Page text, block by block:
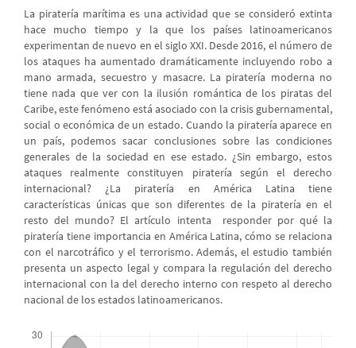
La piratería marítima es una actividad que se consideró extinta
hace mucho tiempo y la que los países latinoamericanos
experimentan de nuevo en el siglo XXI. Desde 2016, el número de
los ataques ha aumentado dramáticamente incluyendo robo a
mano armada, secuestro y masacre. La piratería moderna no
tiene nada que ver con la ilusión romántica de los piratas del
Caribe, este fenómeno está asociado con la crisis gubernamental,
social o económica de un estado. Cuando la piratería aparece en
un país, podemos sacar conclusiones sobre las condiciones
generales de la sociedad en ese estado. ¿Sin embargo, estos
ataques realmente constituyen piratería según el derecho
internacional? ¿La piratería en América Latina tiene
características únicas que son diferentes de la piratería en el
resto del mundo? El artículo intenta responder por qué la
piratería tiene importancia en América Latina, cómo se relaciona
con el narcotráfico y el terrorismo. Además, el estudio también
presenta un aspecto legal y compara la regulación del derecho
internacional con la del derecho interno con respeto al derecho
nacional de los estados latinoamericanos.